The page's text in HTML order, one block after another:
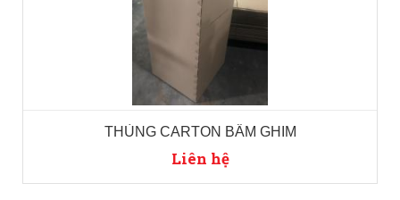
THÙNG CARTON BẤM GHIM
Liên hệ